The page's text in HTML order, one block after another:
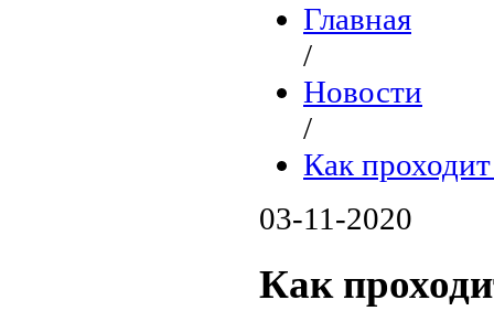
Главная
/
Новости
/
Как проходит
03-11-2020
Как